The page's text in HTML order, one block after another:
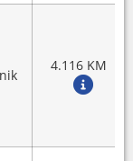
4.116 KM